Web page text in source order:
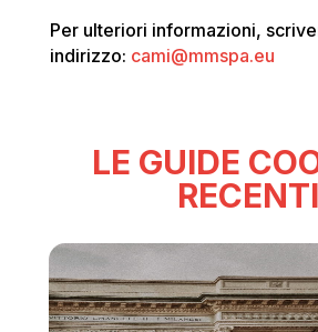
Per ulteriori informazioni,
indirizzo: cami@mmspa.eu
LE GUIDE
RECENTI